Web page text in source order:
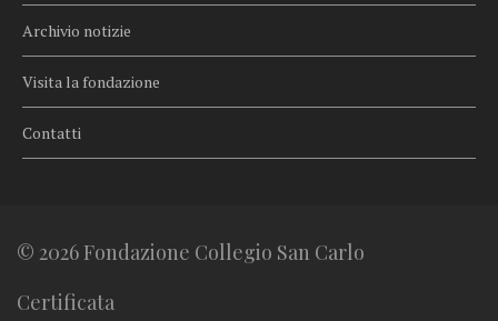
Archivio notizie
Visita la fondazione
Contatti
© 2026 Fondazione Collegio San Carlo
Certificata